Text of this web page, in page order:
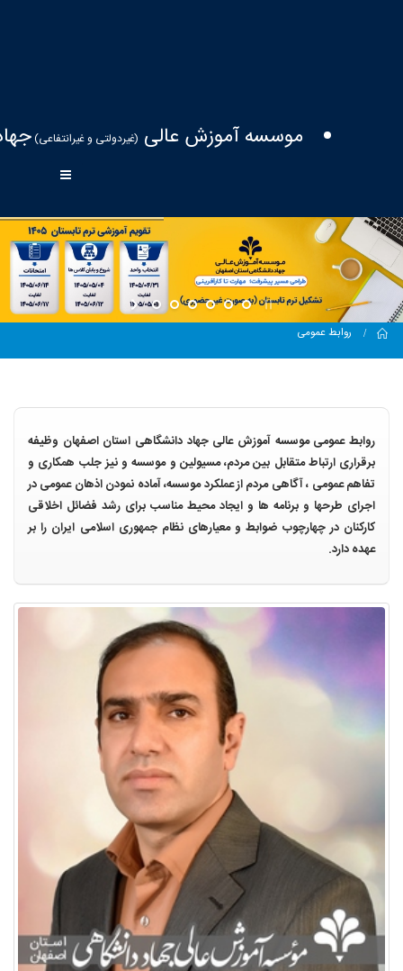
موسسه آموزش عالی (غیردولتی و غیرانتفاعی)
Home
روابط عمومی
روابط عمومی موسسه آموزش عالی جهاد دانشگاهی استان اصفهان وظیفه
برقراری ارتباط متقابل بین مردم، مسیولین و موسسه و نیز جلب همکاری و
تفاهم عمومی ، آگاهی مردم از عملکرد موسسه، آماده نمودن اذهان عمومی در
اجرای طرحها و برنامه ها و ایجاد محیط مناسب برای رشد فضائل اخلاقی
کارکنان در چهارچوب ضوابط و معیارهای نظام جمهوری اسلامی ایران را بر
عهده دارد.